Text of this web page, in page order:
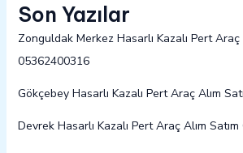
Son Yazılar
Zonguldak Merkez Hasarlı Kazalı Pert Araç
05362400316
Gökçebey Hasarlı Kazalı Pert Araç Alım
Devrek Hasarlı Kazalı Pert Araç Alım